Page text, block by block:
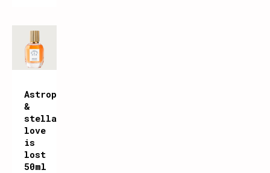
Astrophil
&
stella
love
is
lost
50ml